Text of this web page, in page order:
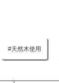
天然木使用